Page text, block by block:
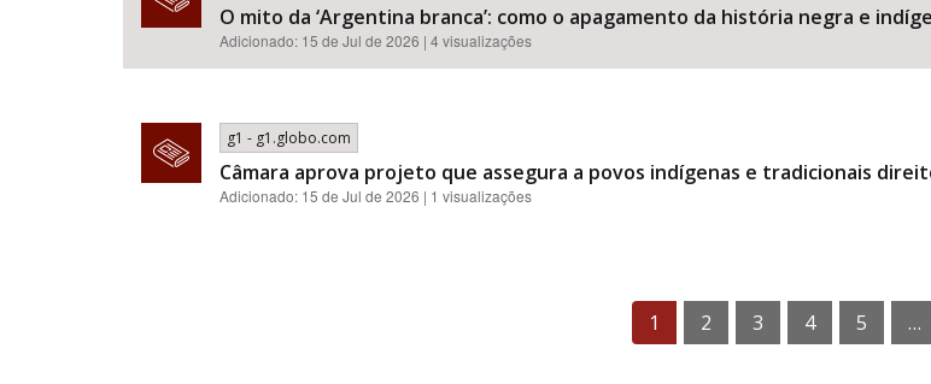
O mito da ‘Argentina branca’: como o apagamento da história negra e
Adicionado: 15 de Jul de 2026 | 4 visualizações
g1 - g1.globo.com
Câmara aprova projeto que assegura a povos indígenas e tradicionais
Adicionado: 15 de Jul de 2026 | 1 visualizações
1 2 3 4 5 …